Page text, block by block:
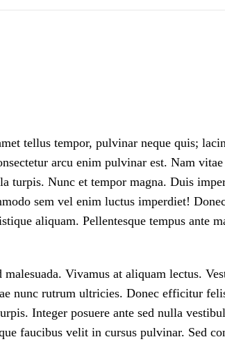
tellus tempor, pulvinar neque quis;
arcu enim pulvinar est. Nam
turpis. Nunc et tempor magna. Duis
sem vel enim luctus imperdiet!
aliquam. Pellentesque tempus ante
Vivamus at aliquam lectus.
nunc rutrum ultricies. Donec efficitur
Integer posuere ante sed nulla
faucibus velit in cursus pulvinar. Sed